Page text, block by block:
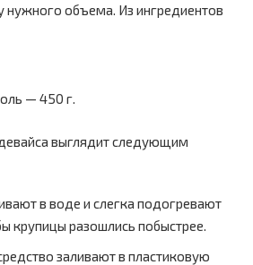
нужного объема. Из ингредиентов
— 450 г.
выглядит следующим
в воде и слегка подогревают
крупицы разошлись побыстрее.
заливают в пластиковую